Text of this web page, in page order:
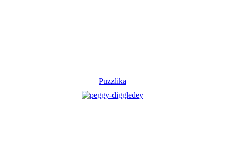
Puzzlika